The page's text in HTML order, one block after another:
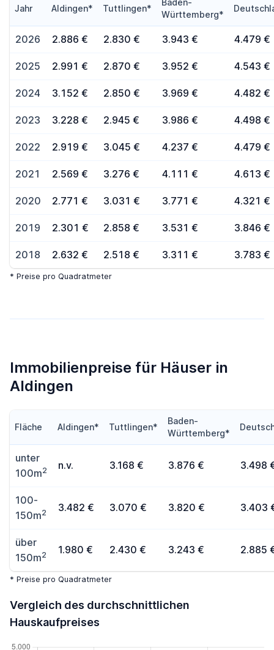
Jahr Aldingen* Tuttlingen*
Baden-
Württemberg*
2026 2.886 € 2.830 € 3.943 € 4.479 €
2025 2.991 € 2.870 € 3.952 € 4.543 €
2024 3.152 € 2.850 € 3.969 € 4.482 €
2023 3.228 € 2.945 € 3.986 € 4.498 €
2022 2.919 € 3.045 € 4.237 € 4.479 €
2021 2.569 € 3.276 € 4.111 € 4.613 €
2020 2.771 € 3.031 € 3.771 € 4.321 €
2019 2.301 € 2.858 € 3.531 € 3.846 €
2018 2.632 € 2.518 € 3.311 € 3.783 €
* Preise pro Quadratmeter
Immobilienpreise für Häuser in
Aldingen
Fläche Aldingen* Tuttlingen*
Baden-
Württemberg*
unter
100m2 n.v. 3.168 € 3.876 € 3.498
100-
150m2 3.482 € 3.070 € 3.820 € 3.403
über
150m2 1.980 € 2.430 € 3.243 € 2.885
* Preise pro Quadratmeter
Vergleich des durchschnittlichen
Hauskaufpreises